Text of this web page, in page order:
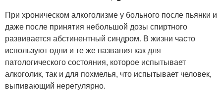
При хроническом алкоголизме у больного после пьянки и
даже после принятия небольшой дозы спиртного
развивается абстинентный синдром. В жизни часто
используют одни и те же названия как для
патологического состояния, которое испытывает
алкоголик, так и для похмелья, что испытывает человек,
выпивающий нерегулярно.